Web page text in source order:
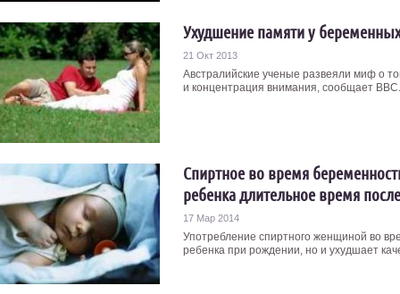
Ухудшение памяти у
21 Окт 2013
Австралийские ученые развеяли миф о
и концентрация внимания, сообщает
Спиртное во время
ребенка длительное время
17 Мар 2014
Употребление спиртного женщиной во
ребенка при рождении, но и ухудшает